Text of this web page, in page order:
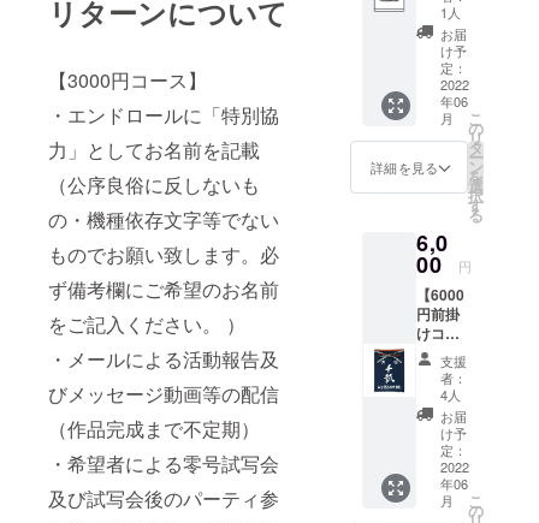
リターンについて
【3000円コース】
・エンドロールに「特別協
力」としてお名前を記載
（公序良俗に反しないも
の・機種依存文字等でない
ものでお願い致します。必
ず備考欄にご希望のお名前
をご記入ください。 ）
・メールによる活動報告及
びメッセージ動画等の配信
（作品完成まで不定期）
・希望者による零号試写会
及び試写会後のパーティ参
ク大冒
険活劇
オー
ディオ
ドラ
マ。製
品には
本編の
他オリ
ジナル
サウン
ラッ
ク、設
定資料
集等を
含みま
す。
（音声
作品で
すが
データ
DVDの
ため、
再生に
はPCが
必要と
ともい
われる
銘柄の
美味し
さをお
楽しみ
くださ
い。
（ラベ
ルのデ
は仮の
もので
す。都
合によ
り変更
になる
場合が
ござい
ますの
でご了
承くだ
い。）
内容に
加え
て、 本
作品の
主人公
である
後藤実
が育て
た愛知
村産の
酒米・
夢吟香
（ゆめ
ぎん
が）2ｋ
ｇを提
供致し
ます。
通常は
食用と
して出
回るこ
とのな
い酒米
の情勢
によ
り、実
施しな
い場合
がござ
いま
・作品
完成
定公開
(本編
データ
のダウ
ンロー
ド用url
をメー
ルでお
送りす
る予定
です) ・
上記の
内容全
部に加
えて、
（日時
未定・
場所は
名古屋
市又は
近郊に
て行い
参加料
金は別
す。な
お、
パー
ティは
新型コ
ロナウ
イルス
の情勢
によ
り、実
施しな
い場合
がござ
いま
す。）
による
活動報
告及び
メッ
セージ
動画等
の配信
（作品
完成ま
による
零号試
写会及
び試写
会後の
パー
ティ参
加権
（日時
未定・
場所は
名古屋
市又は
近郊に
て行い
良俗に
反しな
いも
の・機
種依存
文字等
でない
もので
お願い
欄にご
希望の
お名前
をご記
入くだ
さい。
） ・
メール
による
活動報
告及び
メッ
セージ
動画等
の配信
ロール
に「特
別協
力」と
してお
名前を
記載
（公序
良俗に
反しな
いも
種依存
文字等
でない
もので
お願い
致しま
す。必
ず備考
欄にご
希望の
お名前
をご記
入くだ
さい。
） ・
1人
お届
け予
定：
2022
年06
月
詳細を見る
こ
の
リ
タ
ー
ン
を
選
択
す
る
6,0
00 円
【6000
円前掛
けコー
ス】 ・
エンド
ロール
に「特
別協
力」と
してお
名前を
記載
支援
者：
4人
お届
け予
定：
2022
年06
月
こ
の